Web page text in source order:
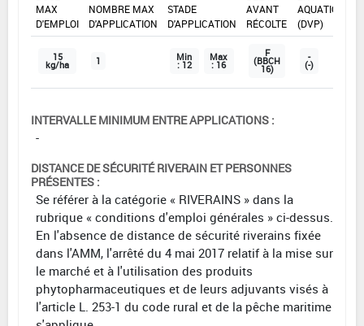
MAX
D'EMPLOI
NOMBRE MAX
D'APPLICATION
STADE
D'APPLICATION
AVANT
RÉCOLTE
AQUATIQUE
(DVP)
15
kg/ha 1 Min
: 12
Max
: 16
F
(BBCH
16)
-
(-)
INTERVALLE MINIMUM ENTRE APPLICATIONS :
-
DISTANCE DE SÉCURITÉ RIVERAIN ET PERSONNES
PRÉSENTES :
Se référer à la catégorie « RIVERAINS » dans la
rubrique « conditions d'emploi générales » ci-dessus.
En l'absence de distance de sécurité riverains fixée
dans l'AMM, l'arrêté du 4 mai 2017 relatif à la mise sur
le marché et à l'utilisation des produits
phytopharmaceutiques et de leurs adjuvants visés à
l'article L. 253-1 du code rural et de la pêche maritime